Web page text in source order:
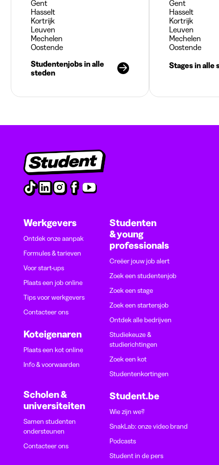
Gent
Hasselt
Kortrijk
Leuven
Mechelen
Oostende
Studentenjobs in alle
steden
Gent
Hasselt
Kortrijk
Leuven
Mechelen
Oostende
Stages in alle
Werkgevers
Ontdek onze aanpak
Formules & tarieven
Voor start-ups
Plaats een job online
Tips voor werkgevers
Contacteer ons
Koteigenaren
Plaats een kot online
Info & voorwaarden
Scholen &
universiteiten
Samen studenten
ondersteunen
Contacteer ons
Studenten
& young
professionals
Creëer jouw job alert
Zoek een studentenjob
Zoek een stage
Zoek een startersjob
Ontdek alle bedrijven
Studiekeuze &
studierichtingen
Zoek een kot
Studentenkortingen
Student.be
Wie zijn we?
SnakLab: onze video brand
Podcasts
Student in de pers